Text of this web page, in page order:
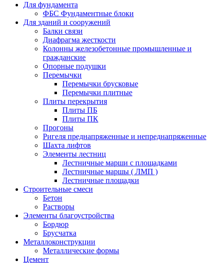
Для фундамента
ФБС Фундаментные блоки
Для зданий и сооружений
Балки связи
Диафрагма жесткости
Колонны железобетонные промышленные и
гражданские
Опорные подушки
Перемычки
Перемычки брусковые
Перемычки плитные
Плиты перекрытия
Плиты ПБ
Плиты ПК
Прогоны
Ригеля преднапряженные и непреднапряженные
Шахта лифтов
Элементы лестниц
Лестничные марши с площадками
Лестничные маршы ( ЛМП )
Лестничные площадки
Строительные смеси
Бетон
Растворы
Элементы благоустройства
Бордюр
Брусчатка
Металлоконструкции
Металлические формы
Цемент